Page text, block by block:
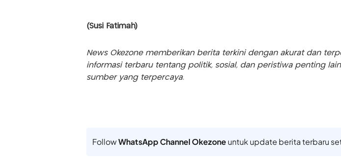
(Susi Fatimah)
News Okezone memberikan berita terkini dengan akurat dan
informasi terbaru tentang politik, sosial, dan peristiwa penting
sumber yang terpercaya.
FollowWhatsApp Channel Okezoneuntuk update berita terbaru